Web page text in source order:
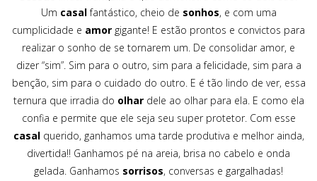
Um casalfantástico, cheio de sonhos, e com uma
cumplicidade e amor gigante! E estão prontos e convictos para
realizar o sonho de se tornarem um. De consolidar amor, e
dizer “sim”. Sim para o outro, sim para a felicidade, sim para a
benção, sim para o cuidado do outro. E é tão lindo de ver, essa
ternura que irradia do olhardele ao olhar para ela. E como ela
confia e permite que ele seja seu super protetor. Com esse
casalquerido, ganhamos uma tarde produtiva e melhor ainda,
divertida!! Ganhamos pé na areia, brisa no cabelo e onda
gelada. Ganhamos sorrisos, conversas e gargalhadas!